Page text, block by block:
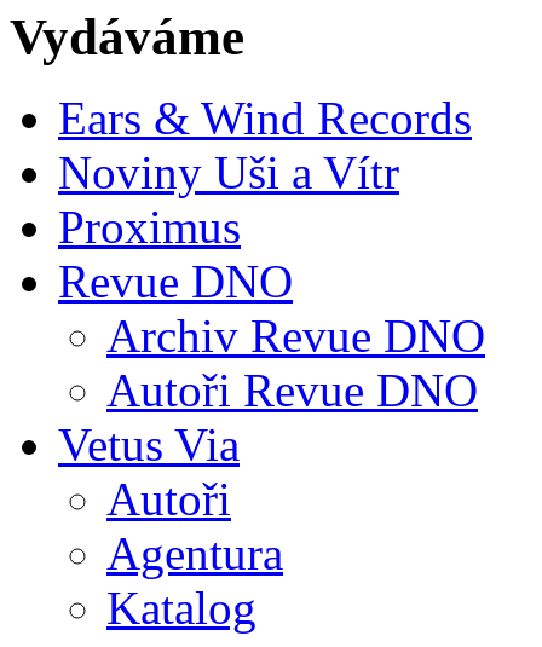
Vydáváme
Ears & Wind Records
Noviny Uši a Vítr
Proximus
Revue DNO
Archiv Revue DNO
Autoři Revue DNO
Vetus Via
Autoři
Agentura
Katalog